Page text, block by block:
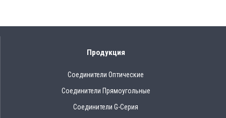
Продукция
Соединители Оптические
Соединители Прямоугольные
Соединители G-Серия